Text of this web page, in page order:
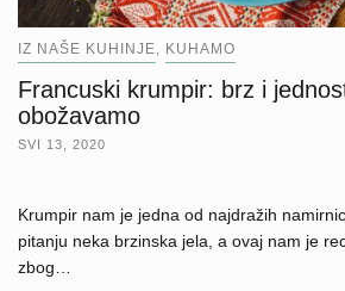
IZ NAŠE KUHINJE KUHAMO
Francuski krumpir: brz i
obožavamo
SVI 13, 2020
Krumpir nam je jedna od najdražih
pitanju neka brzinska jela, a ovaj nam je
zbog…